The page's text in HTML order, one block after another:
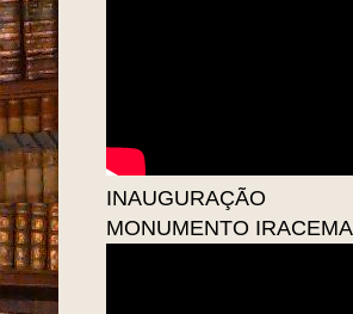
INAUGURAÇÃO
MONUMENTO IRACEMA